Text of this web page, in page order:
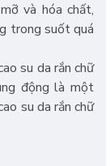
và hóa chất,
trong suốt quá
su da rắn chữ
động là một
su da rắn chữ